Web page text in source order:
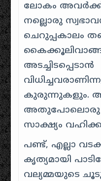
ലോകം
നല്ലൊരു
ചെറുപ്പകാലം
അടച്ചിടപ്പെടാൻ
കുരുന്നുകളും.
അതുപോലൊരു
സാക്ഷ്യം
പണ്ട്, എല്ലാ
കൃത്യമായി
വല്യമ്മയുടെ